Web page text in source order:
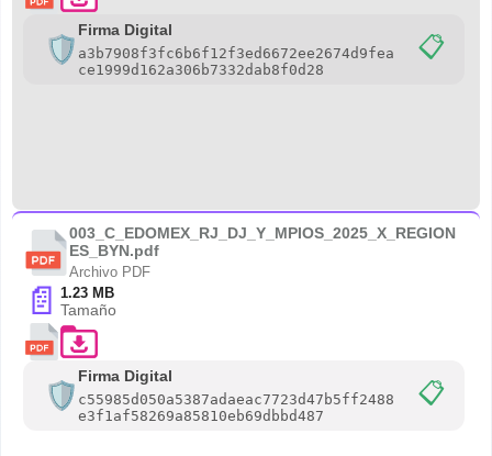
Firma Digital
a3b7908f3fc6b6f12f3ed6672ee2674d9fea
ce1999d162a306b7332dab8f0d28
📋
003_C_EDOMEX_RJ_DJ_Y_MPIOS_2025_X_REGION
ES_BYN.pdf
Archivo PDF
📄 1.23 MB
Tamaño
Firma Digital
c55985d050a5387adaeac7723d47b5ff2488
e3f1af58269a85810eb69dbbd487
📋